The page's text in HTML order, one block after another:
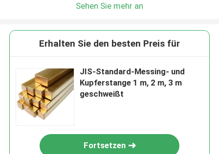
Sehen Sie mehr an
Erhalten Sie den besten Preis für
JIS-Standard-Messing- und
Kupferstange 1 m, 2 m, 3 m
geschweißt
Fortsetzen